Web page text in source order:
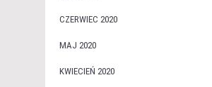
CZERWIEC 2020
MAJ 2020
KWIECIEŃ 2020